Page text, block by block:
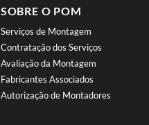
SOBRE O POM
Serviços de Montagem
Contratação dos Serviços
Avaliação da Montagem
Fabricantes Associados
Autorização de Montadores